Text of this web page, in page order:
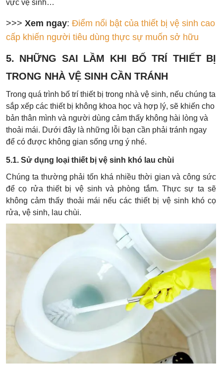
vực vệ sinh…
>>> Xem ngay: Điểm nổi bật của thiết bị vệ sinh cao
cấp khiến người tiêu dùng thực sự muốn sở hữu
5. NHỮNG SAI LẦM KHI BỐ TRÍ THIẾT BỊ
TRONG NHÀ VỆ SINH CẦN TRÁNH
Trong quá trình bố trí thiết bị trong nhà vệ sinh, nếu chúng ta
sắp xếp các thiết bị không khoa học và hợp lý, sẽ khiến cho
bản thân mình và người dùng cảm thấy không hài lòng và
thoải mái. Dưới đây là những lỗi bạn cần phải tránh ngay
để có được không gian sống ưng ý nhé.
5.1. Sử dụng loại thiết bị vệ sinh khó lau chùi
Chúng ta thường phải tốn khá nhiều thời gian và công sức
để cọ rửa thiết bị vệ sinh và phòng tắm. Thực sự ta sẽ
không cảm thấy thoải mái nếu các thiết bị vệ sinh khó cọ
rửa, vệ sinh, lau chùi.